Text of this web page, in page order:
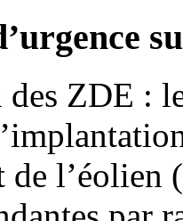
ZDE :
de